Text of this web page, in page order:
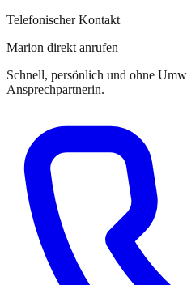
Telefonischer Kontakt
Marion direkt anrufen
Schnell, persönlich und ohne
Ansprechpartnerin.